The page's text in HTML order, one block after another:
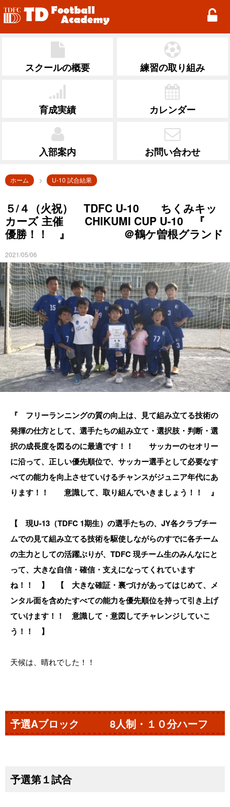
スクールの概要 練習の取り組み
育成実績 カレンダー
入部案内 お問い合わせ
ホーム U-10 試合結果
５/４（火祝） TDFC U-10 ちくみキッ
カーズ 主催 CHIKUMI CUP U-10 『
優勝！！ 』 ＠鶴ケ曽根グランド
2021/05/06
『 フリーランニングの質の向上は、見て組み立てる技術の
発揮の仕方として、選手たちの組み立て・選択肢・判断・選
択の成長度を図るのに最適です！！ サッカーのセオリー
に沿って、正しい優先順位で、サッカー選手として必要なす
べての能力を向上させていけるチャンスがジュニア年代にあ
ります！！ 意識して、取り組んでいきましょう！！ 』
【 現U-13（TDFC 1期生）の選手たちの、JY各クラブチー
ムでの見て組み立てる技術を駆使しながらのすでに各チーム
の主力としての活躍ぶりが、TDFC 現チーム生のみんなにと
って、大きな自信・確信・支えになってくれています
ね！！ 】 【 大きな確証・裏づけがあってはじめて、メ
ンタル面を含めたすべての能力を優先順位を持って引き上げ
ていけます！！ 意識して・意図してチャレンジしていこ
う！！ 】
天候は、晴れでした！！
予選Aブロック 8人制・１０分ハーフ
予選第１試合